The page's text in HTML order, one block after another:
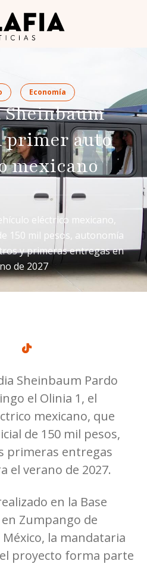
Economía
primer auto
mexicano
eléctrico mexicano,
150 mil pesos, autonomía
y primeras entregas en
de 2027
Sheinbaum Pardo
el Olinia 1, el
mexicano, que
de 150 mil pesos,
primeras entregas
el verano de 2027.
en la Base
Zumpango de
la mandataria
proyecto forma parte